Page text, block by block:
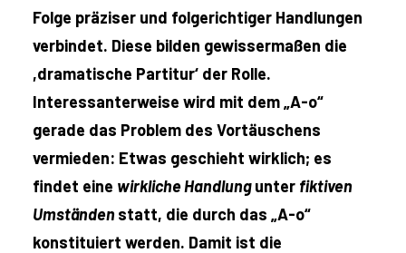
Folge präziser und folgerichtiger Handlungen
verbindet. Diese bilden gewissermaßen die
,dramatische Partitur‘ der Rolle.
Interessanterweise wird mit dem „A-o“
gerade das Problem des Vortäuschens
vermieden: Etwas geschieht wirklich; es
findet eine wirkliche Handlungunter fiktiven
Umständen statt, die durch das „A-o“
konstituiert werden. Damit ist die